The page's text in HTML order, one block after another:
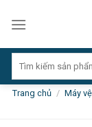
kiếm:
Trang chủ / Máy